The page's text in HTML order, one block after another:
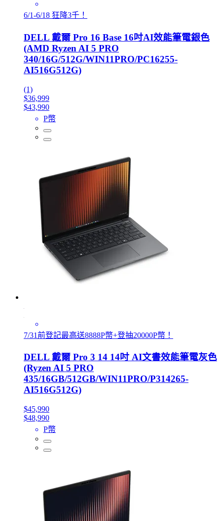
6/1-6/18 狂降3千！
DELL 戴爾 Pro 16 Base 16吋AI效能筆電銀色
(AMD Ryzen AI 5 PRO
340/16G/512G/WIN11PRO/PC16255-
AI516G512G)
(1)
$36,999
$43,990
P幣
7/31前登記最高送8888P幣+登抽20000P幣！
DELL 戴爾 Pro 3 14 14吋 AI文書效能筆電灰色
(Ryzen AI 5 PRO
435/16GB/512GB/WIN11PRO/P314265-
AI516G512G)
$45,990
$48,990
P幣